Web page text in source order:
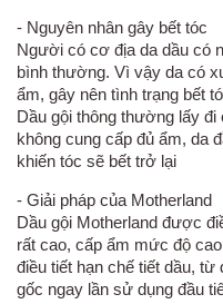
- Nguyên nhân gây bết tóc
Người có cơ địa da dầu có
bình thường. Vì vậy da có
ẩm, gây nên tình trạng bết
Dầu gội thông thường lấy
không cung cấp đủ ẩm, da
khiến tóc sẽ bết trở lại
- Giải pháp của Motherland
Dầu gội Motherland được
rất cao, cấp ẩm mức độ
điều tiết hạn chế tiết dầu,
gốc ngay lần sử dụng đầu